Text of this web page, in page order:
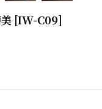
[IW-C09]